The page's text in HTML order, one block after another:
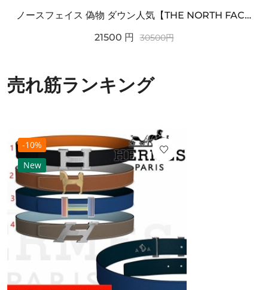
ノースフェイス 偽物 ダウン人気【THE NORTH FACE】M'S 7 SUMMIT HIM...
21500 円 30500円
売れ筋ランキング
-10%
New